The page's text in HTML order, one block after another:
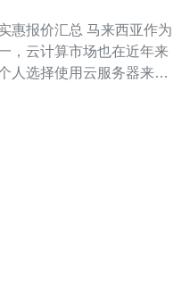
马来西亚作为
，云计算市场也在近年来
人选择使用云服务器来搭
合的云服务器服务。 随